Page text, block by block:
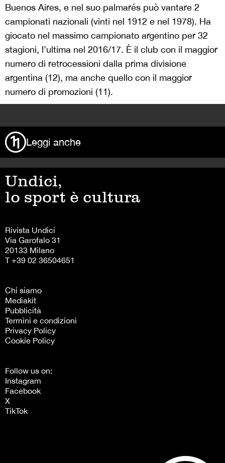
Buenos Aires, e nel suo palmarés può vantare 2
campionati nazionali (vinti nel 1912 e nel 1978). Ha
giocato nel massimo campionato argentino per 32
stagioni, l’ultima nel 2016/17. È il club con il maggior
numero di retrocessioni dalla prima divisione
argentina (12), ma anche quello con il maggior
numero di promozioni (11).
Leggi anche
Undici,
lo sport è cultura
Rivista Undici
Via Garofalo 31
20133 Milano
T +39 02 36504651
Chi siamo
Mediakit
Pubblicità
Termini e condizioni
Privacy Policy
Cookie Policy
Follow us on:
Instagram
Facebook
X
TikTok